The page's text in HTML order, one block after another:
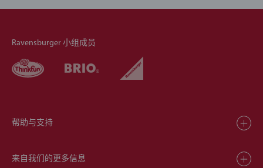
Ravensburger 小组成员
帮助与支持
来自我们的更多信息